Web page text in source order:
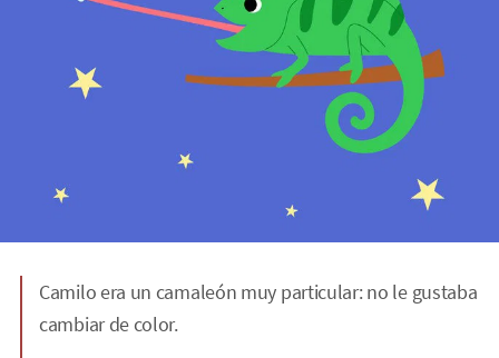
Camilo era un camaleón muy particular: no le gustaba
cambiar de color.